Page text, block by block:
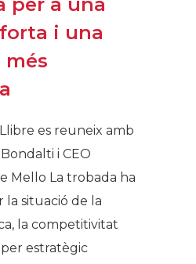
i una
més
es reuneix amb
i CEO
Mello La trobada ha
la situació de la
la competitivitat
estratègic